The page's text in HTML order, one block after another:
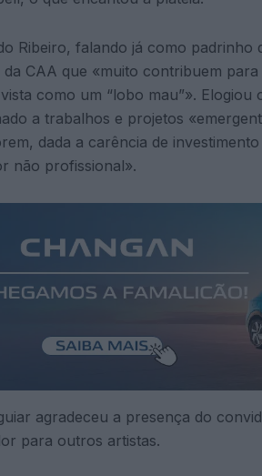
Ribeiro, falando já como
CAA que «muito contribuem
como um “lobo mau”».
a trabalhos e projetos
dada a carência de
não profissional».
agradeceu a presença do
para outros artistas.